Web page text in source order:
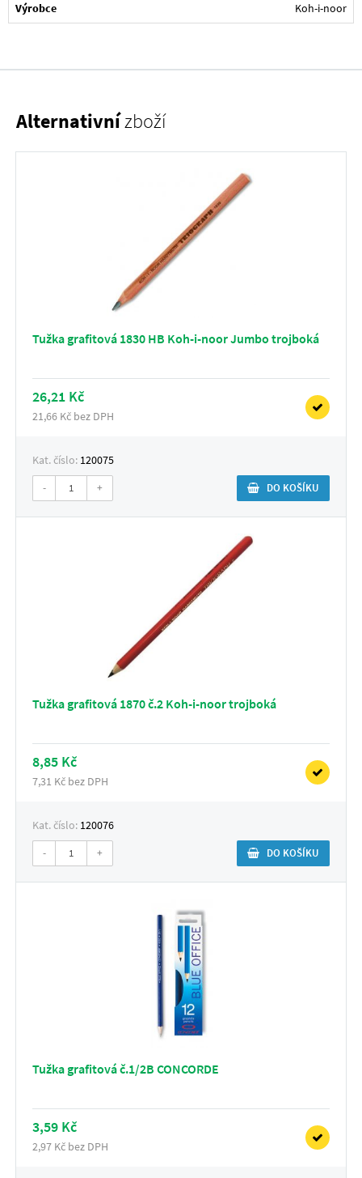
Výrobce Koh-i-noor
Alternativnízboží
Tužka grafitová 1830 HB Koh-i-noor Jumbo trojboká
26,21 Kč
21,66 Kč bez DPH
Kat. číslo: 120075
- + DO KOŠÍKU
Tužka grafitová 1870 č.2 Koh-i-noor trojboká
8,85 Kč
7,31 Kč bez DPH
Kat. číslo: 120076
- + DO KOŠÍKU
Tužka grafitová č.1/2B CONCORDE
3,59 Kč
2,97 Kč bez DPH